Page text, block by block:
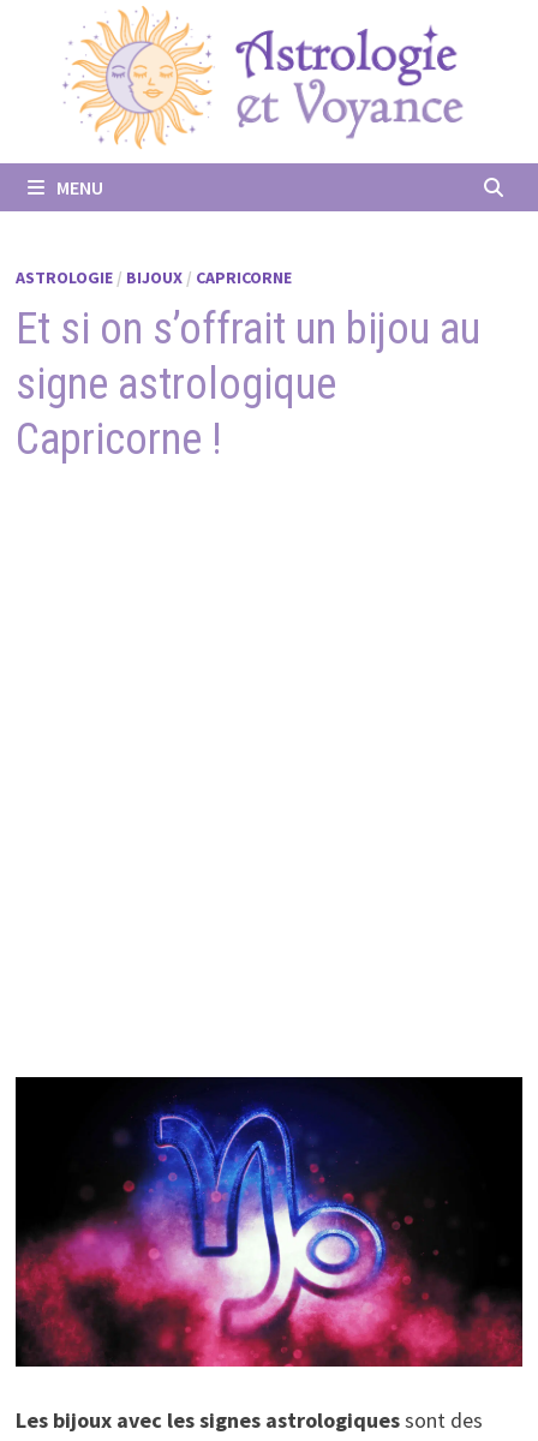
contenu
MENU
ASTROLOGIE/ BIJOUX/ CAPRICORNE
Et si on s’offrait un bijou au
signe astrologique
Capricorne !
Les bijoux avec les signes astrologiquessont des